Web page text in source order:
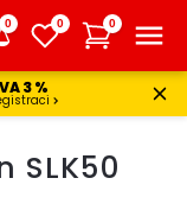
3 %
0 0 0
SLK50